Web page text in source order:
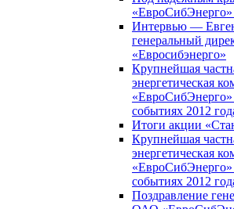
«ЕвроСибЭнерго»
Интервью —
генеральный
«Евросибэнерго»
Крупнейшая
энергетическая
событиях 2012
Итоги акции
Крупнейшая
энергетическая
событиях 2012
Поздравление